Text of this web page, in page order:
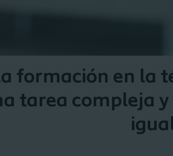
formación en la
tarea compleja